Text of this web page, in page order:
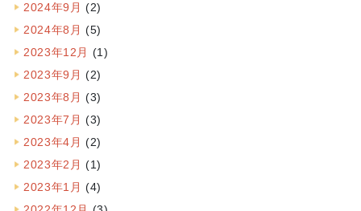
2024年9月 (2)
2024年8月 (5)
2023年12月 (1)
2023年9月 (2)
2023年8月 (3)
2023年7月 (3)
2023年4月 (2)
2023年2月 (1)
2023年1月 (4)